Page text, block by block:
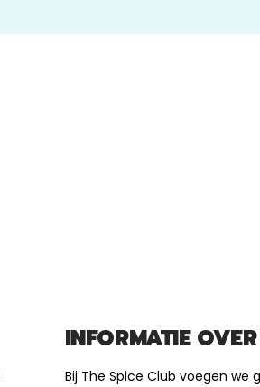
INFORMATIE
Bij The Spice Club voegen we